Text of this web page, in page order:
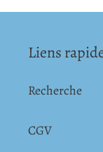
Liens
Recherche
CGV